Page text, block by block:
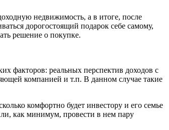
недвижимость, а в итоге, после
дорогостоящий подарок себе самому,
решение о покупке.
факторов: реальных перспектив доходов с
компанией и т.п. В данном случае такие
комфортно будет инвестору и его семье
как минимум, провести в нем пару